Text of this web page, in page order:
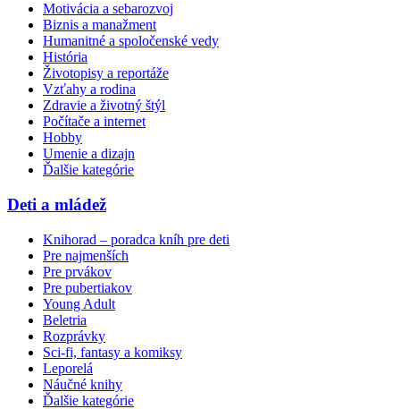
Motivácia a sebarozvoj
Biznis a manažment
Humanitné a spoločenské vedy
História
Životopisy a reportáže
Vzťahy a rodina
Zdravie a životný štýl
Počítače a internet
Hobby
Umenie a dizajn
Ďalšie kategórie
Deti a mládež
Knihorad – poradca kníh pre deti
Pre najmenších
Pre prvákov
Pre pubertiakov
Young Adult
Beletria
Rozprávky
Sci-fi, fantasy a komiksy
Leporelá
Náučné knihy
Ďalšie kategórie